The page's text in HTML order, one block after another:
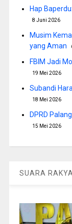
Hap
8 Juni 2026
Musim
yang Aman
FBIM Jadi
19 Mei 2026
Subandi
18 Mei 2026
DPRD
15 Mei 2026
SUARA